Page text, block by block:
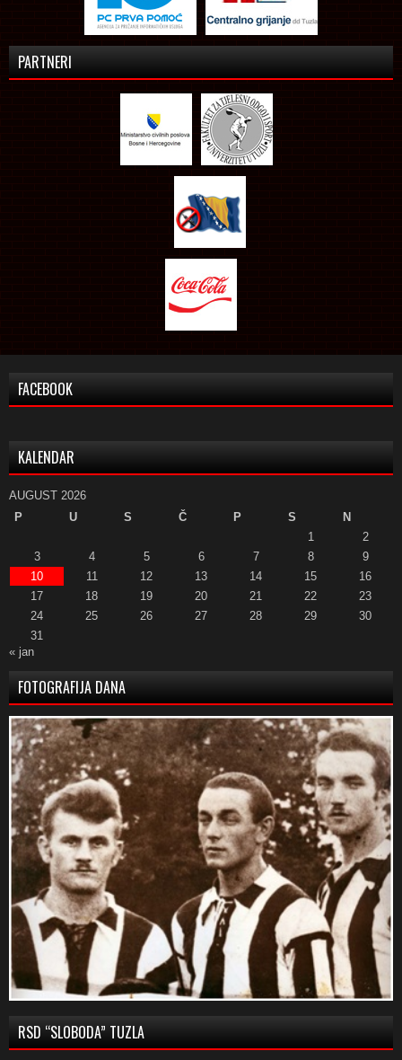
PARTNERI
FACEBOOK
KALENDAR
AUGUST 2026
P
U S Č P S
N
1
2
3
4 5 6 7 8
9
10
11 12 13 14 15
16
17
18 19 20 21 22
23
24
25 26 27 28 29
30
31
« jan
FOTOGRAFIJA DANA
RSD “SLOBODA” TUZLA